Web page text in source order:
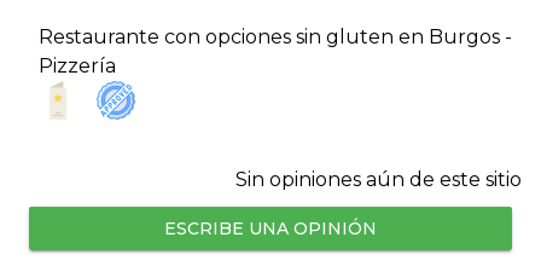
Restaurante con opciones sin gluten en Burgos -
Pizzerí­a
Sin opiniones aún de este sitio
ESCRIBE UNA OPINIÓN